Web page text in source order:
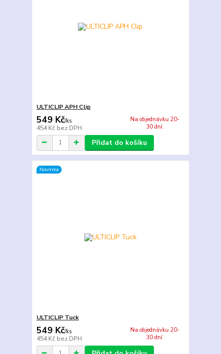
ULTICLIP APH Clip
549 Kč/ks
454 Kč bez DPH
Na objednávku 20-
30 dní.
Přidat do košíku
Novinka
ULTICLIP Tuck
549 Kč/ks
454 Kč bez DPH
Na objednávku 20-
30 dní.